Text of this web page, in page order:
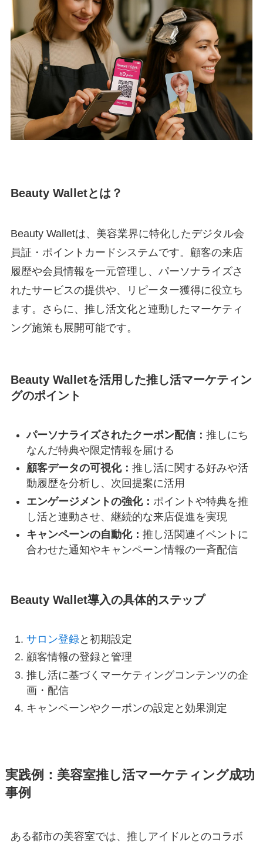
Beauty Walletとは？
Beauty Walletは、美容業界に特化したデジタル会
員証・ポイントカードシステムです。顧客の来店
履歴や会員情報を一元管理し、パーソナライズさ
れたサービスの提供や、リピーター獲得に役立ち
ます。さらに、推し活文化と連動したマーケティ
ング施策も展開可能です。
Beauty Walletを活用した推し活マーケティン
グのポイント
パーソナライズされたクーポン配信： 推しにち
なんだ特典や限定情報を届ける
顧客データの可視化： 推し活に関する好みや活
動履歴を分析し、次回提案に活用
エンゲージメントの強化： ポイントや特典を推
し活と連動させ、継続的な来店促進を実現
キャンペーンの自動化： 推し活関連イベントに
合わせた通知やキャンペーン情報の一斉配信
Beauty Wallet導入の具体的ステップ
サロン登録と初期設定
顧客情報の登録と管理
推し活に基づくマーケティングコンテンツの企
画・配信
キャンペーンやクーポンの設定と効果測定
実践例：美容室推し活マーケティング成功
事例
ある都市の美容室では、推しアイドルとのコラボ